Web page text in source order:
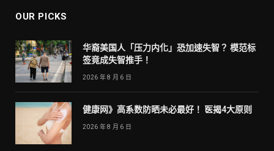
OUR PICKS
华裔美国人「压力内化」恐加速失智？ 模范标
签竟成失智推手！
2026 年 8 月 6 日
健康网》高系数防晒未必最好！ 医揭4大原则
2026 年 8 月 6 日